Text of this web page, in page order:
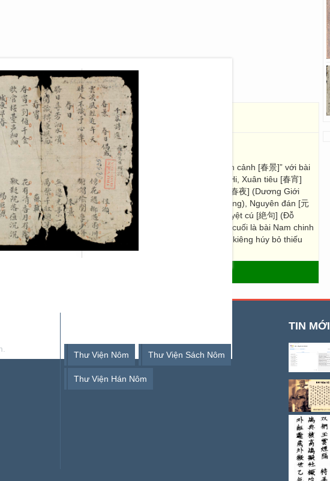
tuyển千家詩選
sinh bổ đính 鐘伯先生補訂 . 33 Images; 23 x 12,5
gia thi [千家詩] của Trung Quốc. Mở đầu bằng chủ đề “xuân cảnh [春景]” với bài
thành [春日偶成] của Trình Hạo, Xuân nhật [春日] của Chu Hi, Xuân tiêu [春宵]
đông tảo xuân [城東早春] (Dương Cự Nguyên), Xuân dạ [春夜] (Dương Giới
gian [題邸壁間] (Trịnh Diệc Sơn), Sơ vũ [初雨] (Hàn Văn công), Nguyên đán [元
Phủ), Thượng nguyên thị yến [上元侍燕] (Tô Tử Chiêm), Tuyệt cú [絶句] (Đỗ
[海棠] (Tô Tử Chiêm), Thanh minh [清明] (Đỗ Mục chi). Tờ cuối là bài Nam chinh
Bá Ôn. Sách chép khoảng đời Nguyễn, các chữ húy Tự Đức kiêng húy bỏ thiếu
Thư Viện Nôm Thư Viện Sách Nôm
Thư Viện Hán Nôm
TIN MỚI